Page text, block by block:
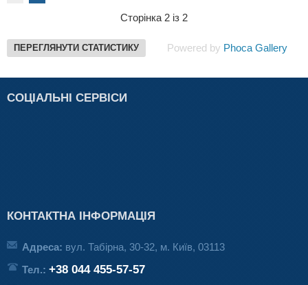
Сторінка 2 із 2
ПЕРЕГЛЯНУТИ СТАТИСТИКУ Powered by Phoca Gallery
СОЦІАЛЬНІ СЕРВІСИ
КОНТАКТНА ІНФОРМАЦІЯ
Адреса: вул. Табірна, 30-32, м. Київ, 03113
Тел.: +38 044 455-57-57